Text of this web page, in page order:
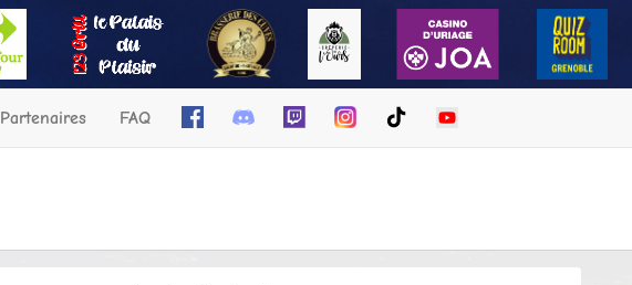
Partenaires FAQ